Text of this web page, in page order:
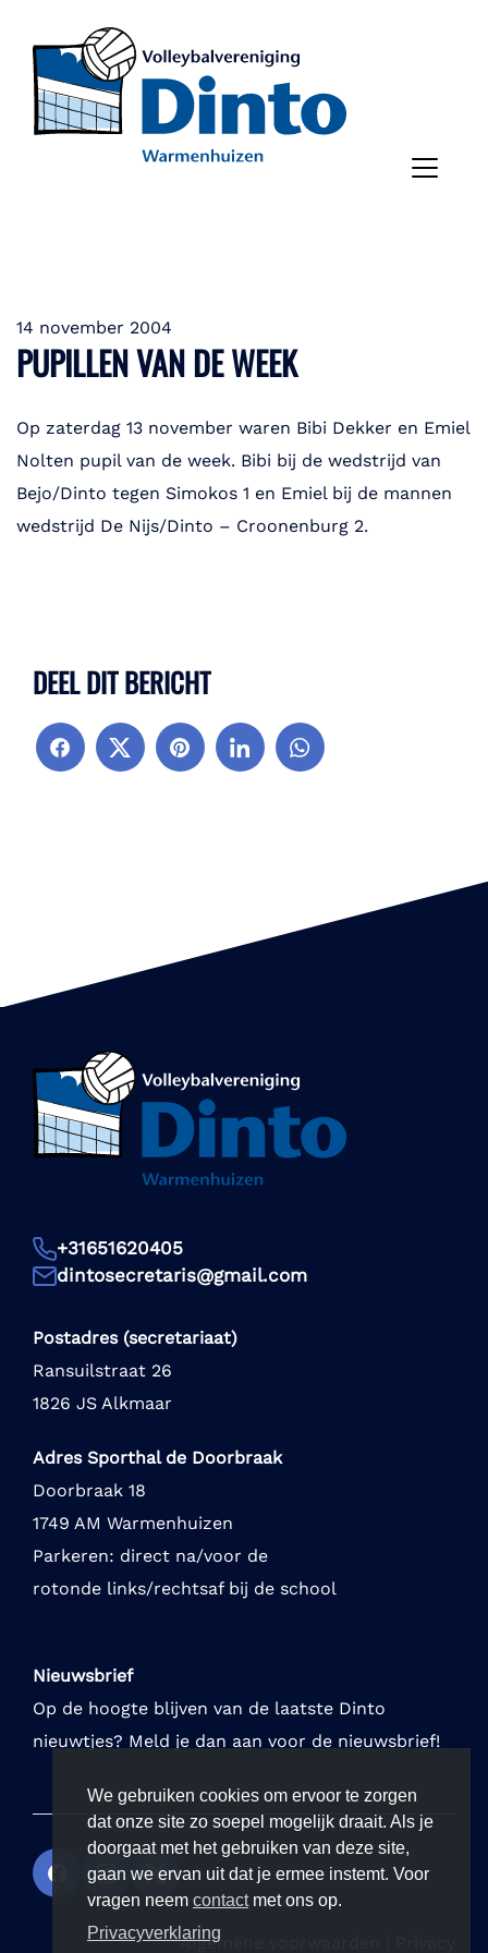
14 november 2004
PUPILLEN VAN DE WEEK
Op zaterdag 13 november waren Bibi Dekker en Emiel
Nolten pupil van de week. Bibi bij de wedstrijd van
Bejo/Dinto tegen Simokos 1 en Emiel bij de mannen
wedstrijd De Nijs/Dinto – Croonenburg 2.
DEEL DIT BERICHT
+31651620405
dintosecretaris@gmail.com
Postadres (secretariaat)
Ransuilstraat 26
1826 JS Alkmaar
Adres Sporthal de Doorbraak
Doorbraak 18
1749 AM Warmenhuizen
Parkeren: direct na/voor de
rotonde links/rechtsaf bij de school
Nieuwsbrief
Op de hoogte blijven van de laatste Dinto
nieuwtjes? Meld je dan aan voor de nieuwsbrief!
Algemene voorwaarden
We gebruiken cookies om ervoor te zorgen
dat onze site zo soepel mogelijk draait. Als je
doorgaat met het gebruiken van deze site,
gaan we ervan uit dat je ermee instemt. Voor
vragen neem contactmet ons op.
Privacyverklaring